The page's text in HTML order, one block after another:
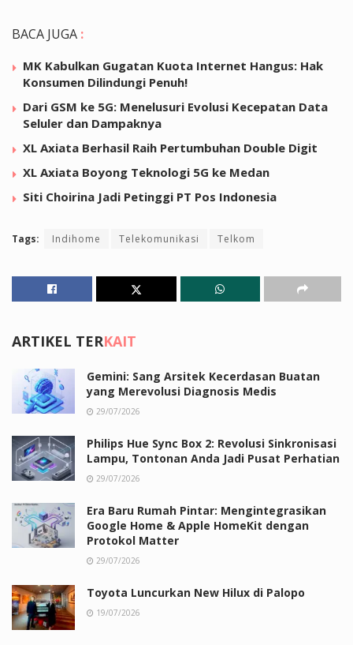
BACA JUGA :
MK Kabulkan Gugatan Kuota Internet Hangus: Hak
Konsumen Dilindungi Penuh!
Dari GSM ke 5G: Menelusuri Evolusi Kecepatan Data
Seluler dan Dampaknya
XL Axiata Berhasil Raih Pertumbuhan Double Digit
XL Axiata Boyong Teknologi 5G ke Medan
Siti Choirina Jadi Petinggi PT Pos Indonesia
Tags: Indihome Telekomunikasi Telkom
ARTIKEL TERKAIT
Gemini: Sang Arsitek Kecerdasan Buatan
yang Merevolusi Diagnosis Medis
29/07/2026
Philips Hue Sync Box 2: Revolusi Sinkronisasi
Lampu, Tontonan Anda Jadi Pusat Perhatian
29/07/2026
Era Baru Rumah Pintar: Mengintegrasikan
Google Home & Apple HomeKit dengan
Protokol Matter
29/07/2026
Toyota Luncurkan New Hilux di Palopo
19/07/2026